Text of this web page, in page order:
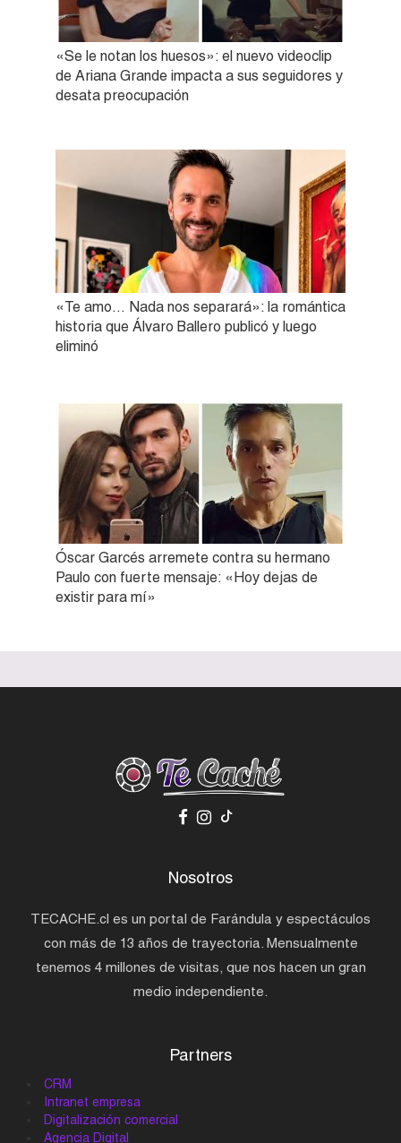
«Se le notan los huesos»: el nuevo videoclip
de Ariana Grande impacta a sus seguidores y
desata preocupación
«Te amo… Nada nos separará»: la romántica
historia que Álvaro Ballero publicó y luego
eliminó
Óscar Garcés arremete contra su hermano
Paulo con fuerte mensaje: «Hoy dejas de
existir para mí»
Nosotros
TECACHE.cl es un portal de Farándula y espectáculos
con más de 13 años de trayectoria. Mensualmente
tenemos 4 millones de visitas, que nos hacen un gran
medio independiente.
Partners
CRM
Intranet empresa
Digitalización comercial
Agencia Digital